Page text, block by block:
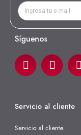
Síguenos
Servicio al cliente
Servicio al cliente